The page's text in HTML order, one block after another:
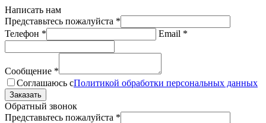
Написать нам
Представьтесь пожалуйста *
Телефон * Email *
Сообщение *
Соглашаюсь сПолитикой обработки персональных данных
Обратный звонок
Представьтесь пожалуйста *